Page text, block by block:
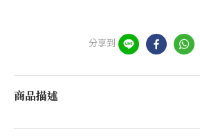
分享到
商品描述